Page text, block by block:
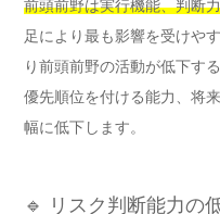
前頭前野は実行機能、判断
足により最も影響を受けや
り前頭前野の活動が低下す
優先順位を付ける能力、将
幅に低下します。
🔹 リスク判断能力の